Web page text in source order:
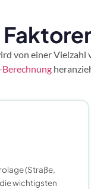
von einer
(Straße,
wichtigsten